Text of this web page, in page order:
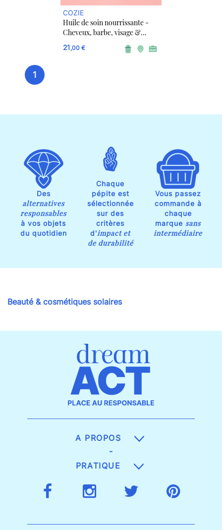
COZIE
Huile de soin nourrissante -
Cheveux, barbe, visage &
corps
21,00 €
1
Des
alternatives
responsables
à vos objets
du quotidien
Chaque
pépite est
sélectionnée
sur des
critères
d'impact et
de durabilité
Vous passez
commande à
chaque
marque sans
intermédiaire
Beauté & cosmétiques solaires
A PROPOS
-
PRATIQUE